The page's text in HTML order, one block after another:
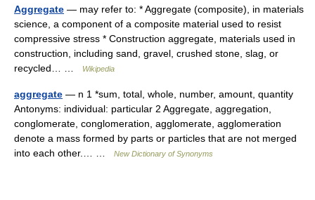
Aggregate — may refer to: * Aggregate (composite), in materials
science, a component of a composite material used to resist
compressive stress * Construction aggregate, materials used in
construction, including sand, gravel, crushed stone, slag, or
recycled… …
Wikipedia
aggregate — n 1 *sum, total, whole, number, amount, quantity
Antonyms: individual: particular 2 Aggregate, aggregation,
conglomerate, conglomeration, agglomerate, agglomeration
denote a mass formed by parts or particles that are not merged
into each other.… …
New Dictionary of Synonyms